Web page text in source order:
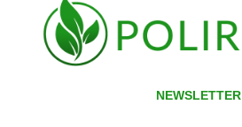
NEWSLETTER